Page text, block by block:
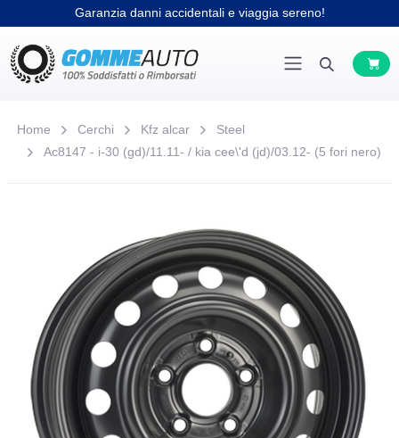
Garanzia danni accidentali e viaggia sereno!
Home Cerchi Kfz alcar
Steel
Ac8147 - i-30 (gd)/11.11- / kia cee\'d (jd)/03.12- (5 fori nero)